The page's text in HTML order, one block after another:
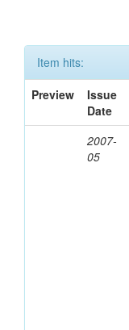
Item hits:
Preview
Issue
Date
2007-
05